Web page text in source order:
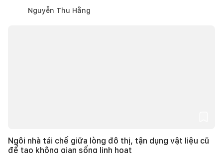
Nguyễn Thu Hằng
Ngôi nhà tái chế giữa lòng đô thị, tận dụng vật liệu cũ
để tạo không gian sống linh hoạt